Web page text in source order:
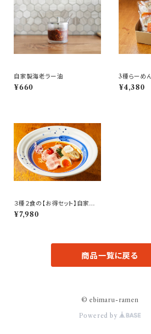
自家製海老ラー油
¥660
3種らーめ
家製ラー油
¥4,380
３種２食の【お得セット】自家製ラ
ー油付き
¥7,980
商品一覧に戻る
© ebimaru-ramen
Powered by